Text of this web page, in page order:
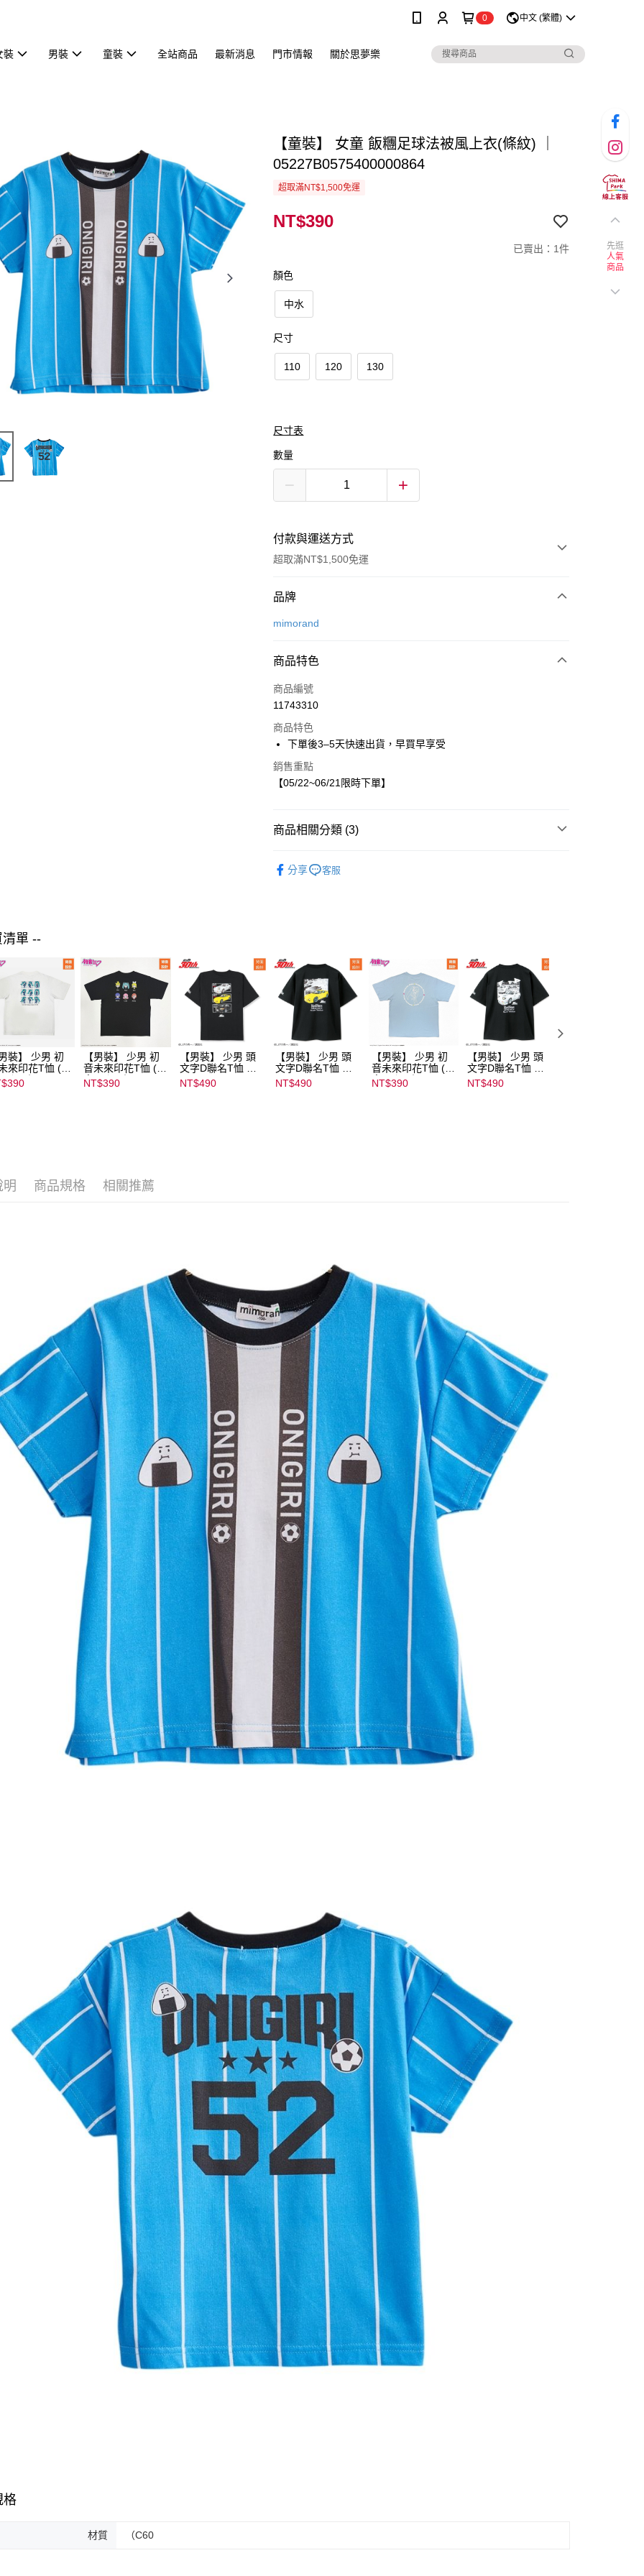
0 中文 (繁體)
裝 男裝 童裝 全站商品 最新消息 門市情報 關於思夢樂
【童裝】 女童 飯糰足球法被風上衣(條紋) ｜
05227B0575400000864
超取滿NT$1,500免運
NT$390
已賣出：1件
顏色
中水
尺寸
110 120 130
尺寸表
數量
付款與運送方式
超取滿NT$1,500免運
付款方式
信用卡一次付款
街口支付
悠遊付
每筆NT$80，滿NT$1,500(含以上)免運費
每筆NT$80，滿NT$1,500(含以上)免運費
品牌
mimorand
商品特色
商品編號
11743310
商品特色
下單後3–5天快速出貨，早買早享受
銷售重點
【05/22~06/21限時下單】
商品相關分類 (3)
分享 客服
單 --
裝】 少男 初
來印花T恤 (初
ク) ｜
【男裝】 少男 初
音未來印花T恤 (初
音ミク) ｜
08022B01232000
NT$390
【男裝】 少男 頭
文字D聯名T恤 ｜
07102B01232000
15437
NT$490
【男裝】 少男 頭
文字D聯名T恤 ｜
07102B01232000
15434
NT$490
【男裝】 少男 初
音未來印花T恤 (初
音ミク) ｜
08022B01232000
NT$390
【男裝】 少男 頭
文字D聯名T恤 ｜
07102B01232000
15433
NT$490
明 商品規格 相關推薦
格
材質 （C60
先逛
人氣
商品